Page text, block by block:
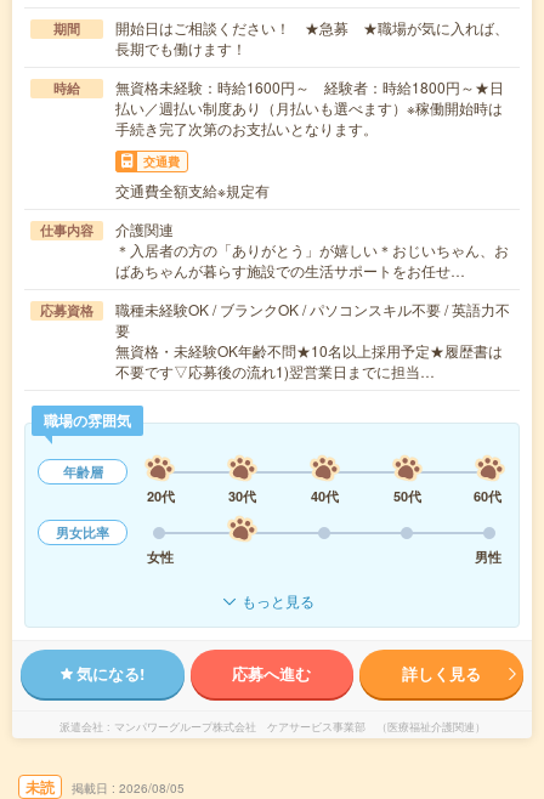
期間
開始日はご相談ください！ ★急募 ★職場が気に入れば、
長期でも働けます！
時給
無資格未経験：時給1600円～ 経験者：時給1800円～★日
払い／週払い制度あり（月払いも選べます）※稼働開始時は
手続き完了次第のお支払いとなります。
交通費
交通費全額支給※規定有
仕事内容
介護関連
＊入居者の方の「ありがとう」が嬉しい＊おじいちゃん、お
ばあちゃんが暮らす施設での生活サポートをお任せ…
応募資格
職種未経験OK / ブランクOK / パソコンスキル不要 / 英語力不
要
無資格・未経験OK年齢不問★10名以上採用予定★履歴書は
不要です▽応募後の流れ1)翌営業日までに担当…
職場の雰囲気
年齢層
20代
30代 40代 50代
60代
男女比率
女性
男性
もっと見る
気になる! 応募へ進む 詳しく見る
派遣会社 マンパワーグループ株式会社 ケアサービス事業部 （医療福祉介護関連）
未読 掲載日 2026/08/05